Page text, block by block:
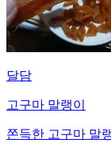
달담
고구마 말랭이
쫀득한 고구마 말